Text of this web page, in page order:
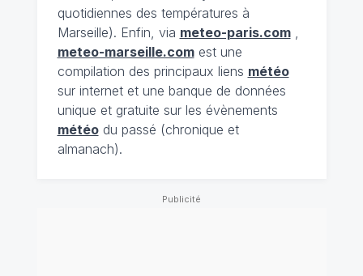
quotidiennes des températures à
Marseille). Enfin, via meteo-paris.com,
meteo-marseille.comest une
compilation des principaux liens météo
sur internet et une banque de données
unique et gratuite sur les évènements
météodu passé (chronique et
almanach).